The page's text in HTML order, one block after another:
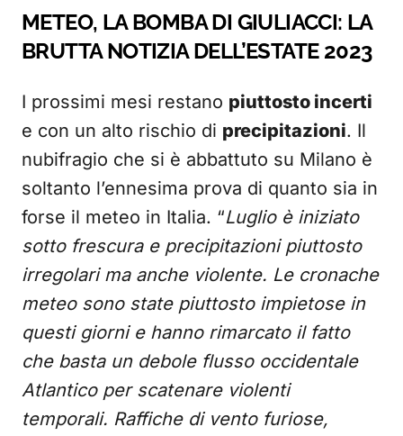
METEO, LA BOMBA DI GIULIACCI: LA
BRUTTA NOTIZIA DELL’ESTATE 2023
I prossimi mesi restano piuttosto incerti
e con un alto rischio di precipitazioni. Il
nubifragio che si è abbattuto su Milano è
soltanto l’ennesima prova di quanto sia in
forse il meteo in Italia. “Luglio è iniziato
sotto frescura e precipitazioni piuttosto
irregolari ma anche violente. Le cronache
meteo sono state piuttosto impietose in
questi giorni e hanno rimarcato il fatto
che basta un debole flusso occidentale
Atlantico per scatenare violenti
temporali. Raffiche di vento furiose,